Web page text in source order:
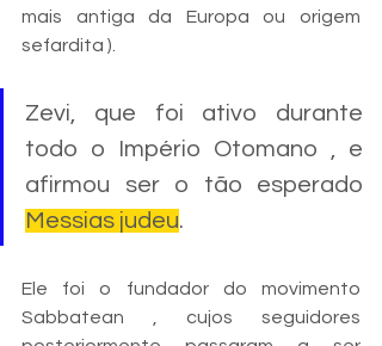
mais antiga da Europa ou origem
sefardita ).
Zevi, que foi ativo durante
todo o Império Otomano , e
Messias judeu.
Ele foi o fundador do movimento
Sabbatean , cujos seguidores